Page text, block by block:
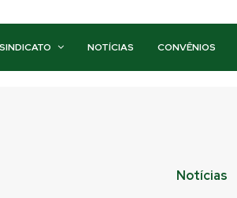
SINDICATO NOTÍCIAS CONVÊNIOS
Notícias